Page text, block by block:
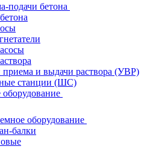
подачи бетона
приема и выдачи раствора (УВР)
станции (ШС)
оборудование
балки